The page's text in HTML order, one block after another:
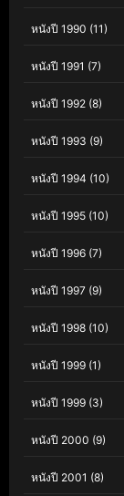
หนังปี 1990 (11)
หนังปี 1991 (7)
หนังปี 1992 (8)
หนังปี 1993 (9)
หนังปี 1994 (10)
หนังปี 1995 (10)
หนังปี 1996 (7)
หนังปี 1997 (9)
หนังปี 1998 (10)
หนังปี 1999 (1)
หนังปี 1999 (3)
หนังปี 2000 (9)
หนังปี 2001 (8)